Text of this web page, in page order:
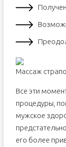
Массаж
Все эти
процедуры,
мужское
его более